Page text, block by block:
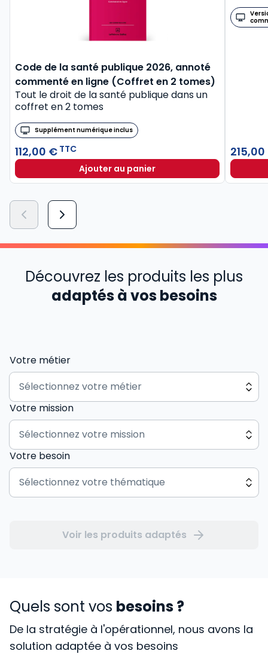
Code de la santé publique 2026, annoté
commenté en ligne (Coffret en 2 tomes)
Tout le droit de la santé publique dans un
coffret en 2 tomes
Supplément numérique inclus
112,00 € TTC
Ajouter au panier
Découvrez les produits les plus
adaptés à vos besoins
Votre métier
Votre mission
Votre besoin
Voir les produits adaptés
Quels sont vos besoins ?
De la stratégie à l'opérationnel, nous avons la
solution adaptée à vos besoins